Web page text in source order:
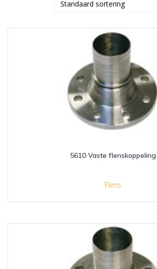
5610 Vaste flenskoppeling
Flens